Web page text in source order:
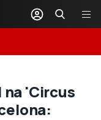
na 'Circus